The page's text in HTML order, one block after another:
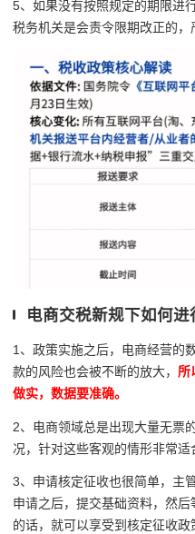
5、如果没有按照规定的期限进
税务机关是会责令限期改正的，
电商交税新规下如何进
1、政策实施之后，电商经营的
款的风险也会被不断的放大， 所
做实，数据要准确。
2、电商领域总是出现大量无票
况，针对这些客观的情形非常适
3、申请核定征收也很简单，主
申请之后，提交基础资料，然
的话，就可以享受到核定征收政